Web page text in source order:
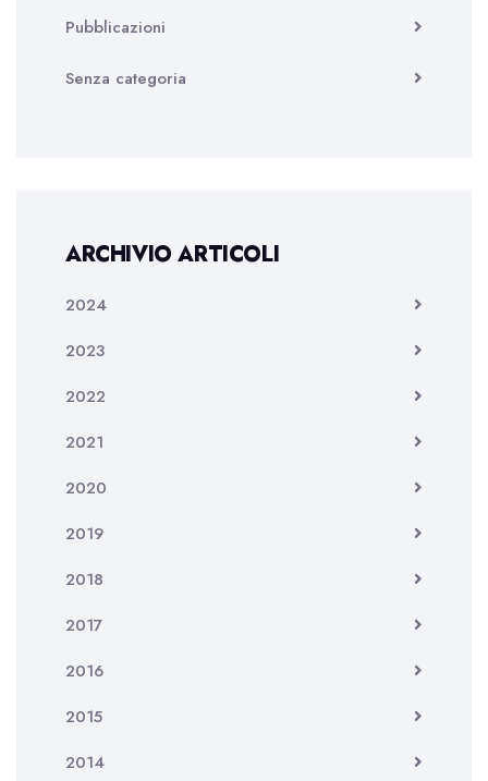
Pubblicazioni
Senza categoria
ARCHIVIO ARTICOLI
2024
2023
2022
2021
2020
2019
2018
2017
2016
2015
2014